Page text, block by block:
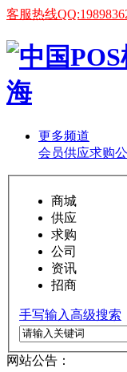
客服热线
更多频道
会员供应求购
商城
供应
求购
公司
资讯
招商
手写输入高级搜索
网站公告：